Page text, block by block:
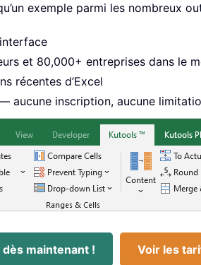
exemple parmi les nombreux
et 80,000+ entreprises dans le
récentes d’Excel
aucune inscription, aucune
dès maintenant ! Voir les